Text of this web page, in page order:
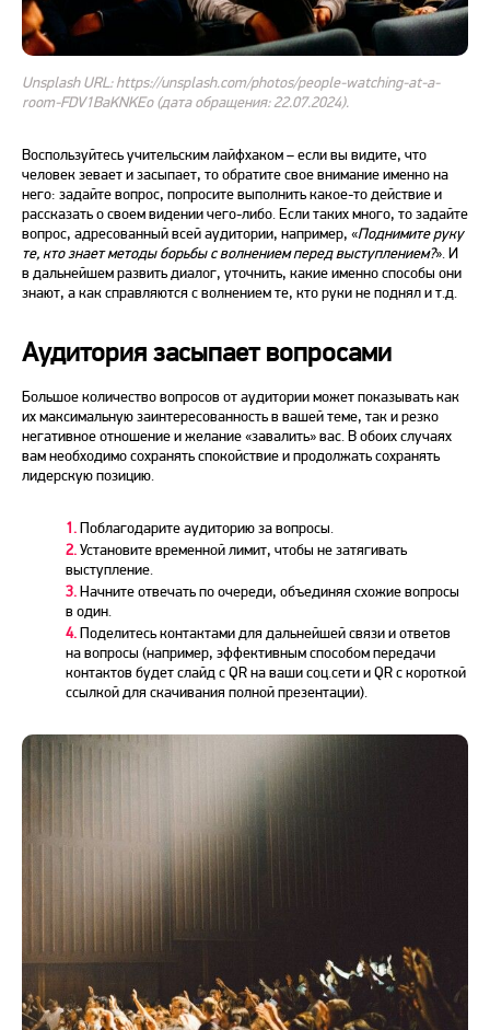
Unsplash URL: https://unsplash.com/photos/people-watching-at-a-
room-FDV1BaKNKEo (дата обращения: 22.07.2024).
Воспользуйтесь учительским лайфхаком – если вы видите, что
человек зевает и засыпает, то обратите свое внимание именно на
него: задайте вопрос, попросите выполнить какое-то действие и
рассказать о своем видении чего-либо. Если таких много, то задайте
вопрос, адресованный всей аудитории, например, «Поднимите руку
те, кто знает методы борьбы с волнением перед выступлением?». И
в дальнейшем развить диалог, уточнить, какие именно способы они
знают, а как справляются с волнением те, кто руки не поднял и т.д.
Аудитория засыпает вопросами
Большое количество вопросов от аудитории может показывать как
их максимальную заинтересованность в вашей теме, так и резко
негативное отношение и желание «завалить» вас. В обоих случаях
вам необходимо сохранять спокойствие и продолжать сохранять
лидерскую позицию.
1.Поблагодарите аудиторию за вопросы.
2.Установите временной лимит, чтобы не затягивать
выступление.
3.Начните отвечать по очереди, объединяя схожие вопросы
в один.
4.Поделитесь контактами для дальнейшей связи и ответов
на вопросы (например, эффективным способом передачи
контактов будет слайд с QR на ваши соц.сети и QR с короткой
ссылкой для скачивания полной презентации).